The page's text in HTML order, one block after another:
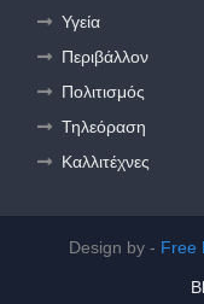
Υγεία
Περιβάλλον
Πολιτισμός
Τηλεόραση
Καλλιτέχνες
Design by - Free